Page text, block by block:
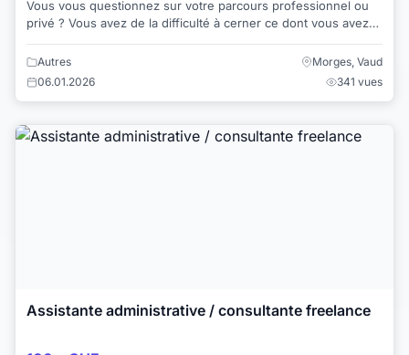
Vous vous questionnez sur votre parcours professionnel ou
privé ? Vous avez de la difficulté à cerner ce dont vous avez
Autres
Morges, Vaud
06.01.2026
341 vues
Assistante administrative / consultante freelance